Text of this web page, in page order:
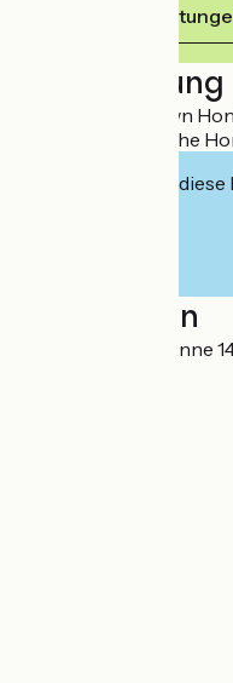
Ihre
Beschreibung
Close to downtown
Normandie, near the
Interessiert Sie
Localisation
Cours Jean de Vienne